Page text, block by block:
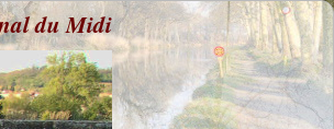
du Midi